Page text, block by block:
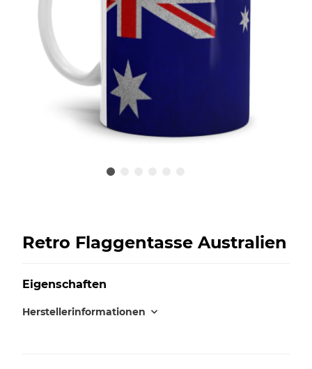
Retro Flaggentasse Australien
Eigenschaften
Herstellerinformationen